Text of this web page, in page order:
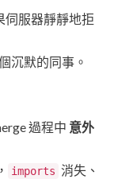
伺服器靜靜地拒
沉默的同事。
過程中 意外
imports 消失、